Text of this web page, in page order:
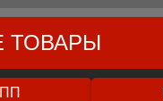
ТОВАРЫ